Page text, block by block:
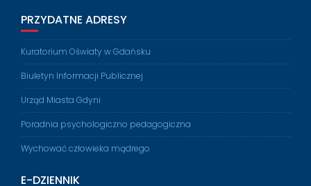
PRZYDATNE ADRESY
Kuratorium Oświaty w Gdańsku
Biuletyn Informacji Publicznej
Urząd Miasta Gdyni
Poradnia psychologiczno pedagogiczna
Wychować człowieka mądrego
E-DZIENNIK